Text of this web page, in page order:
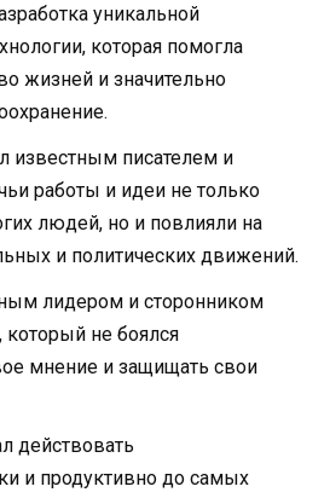
уникальной
которая помогла
жизней и значительно
известным писателем и
работы и идеи не только
людей, но и повлияли на
и политических движений.
лидером и сторонником
не боялся
мнение и защищать свои
действовать
и продуктивно до самых